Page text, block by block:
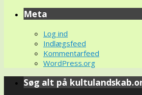
Meta
Log ind
Indlægsfeed
Kommentarfeed
WordPress.org
Søg alt på